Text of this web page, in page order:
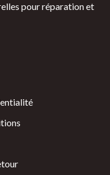
pour réparation et